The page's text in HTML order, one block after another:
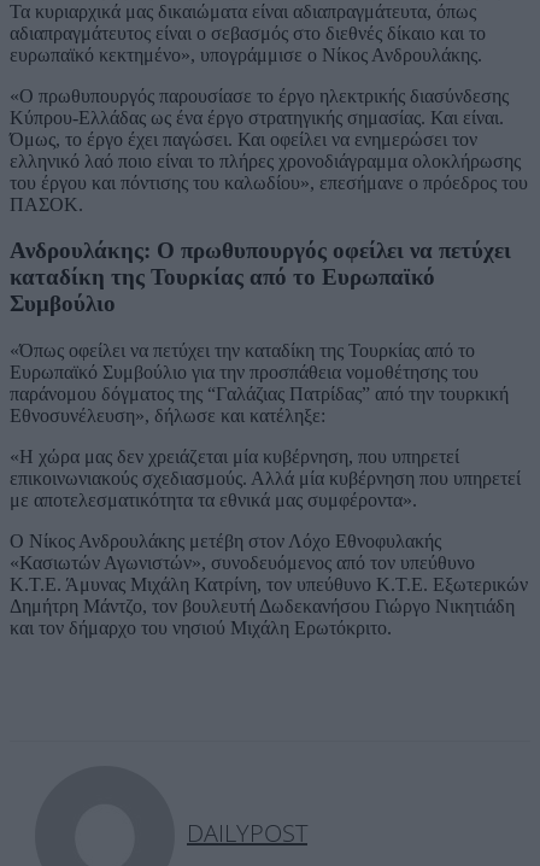
Τα κυριαρχικά μας δικαιώματα είναι αδιαπραγμάτευτα, όπως
αδιαπραγμάτευτος είναι ο σεβασμός στο διεθνές δίκαιο και το
ευρωπαϊκό κεκτημένο», υπογράμμισε ο Νίκος Ανδρουλάκης.
«Ο πρωθυπουργός παρουσίασε το έργο ηλεκτρικής διασύνδεσης
Κύπρου-Ελλάδας ως ένα έργο στρατηγικής σημασίας. Και είναι.
Όμως, το έργο έχει παγώσει. Και οφείλει να ενημερώσει τον
ελληνικό λαό ποιο είναι το πλήρες χρονοδιάγραμμα ολοκλήρωσης
του έργου και πόντισης του καλωδίου», επεσήμανε ο πρόεδρος του
ΠΑΣΟΚ.
Ανδρουλάκης: Ο πρωθυπουργός οφείλει να πετύχει
καταδίκη της Τουρκίας από το Ευρωπαϊκό
Συμβούλιο
«Όπως οφείλει να πετύχει την καταδίκη της Τουρκίας από το
Ευρωπαϊκό Συμβούλιο για την προσπάθεια νομοθέτησης του
παράνομου δόγματος της “Γαλάζιας Πατρίδας” από την τουρκική
Εθνοσυνέλευση», δήλωσε και κατέληξε:
«Η χώρα μας δεν χρειάζεται μία κυβέρνηση, που υπηρετεί
επικοινωνιακούς σχεδιασμούς. Αλλά μία κυβέρνηση που υπηρετεί
με αποτελεσματικότητα τα εθνικά μας συμφέροντα».
Ο Νίκος Ανδρουλάκης μετέβη στον Λόχο Εθνοφυλακής
«Κασιωτών Αγωνιστών», συνοδευόμενος από τον υπεύθυνο
Κ.Τ.Ε. Άμυνας Μιχάλη Κατρίνη, τον υπεύθυνο Κ.Τ.Ε. Εξωτερικών
Δημήτρη Μάντζο, τον βουλευτή Δωδεκανήσου Γιώργο Νικητιάδη
και τον δήμαρχο του νησιού Μιχάλη Ερωτόκριτο.
DAILYPOST